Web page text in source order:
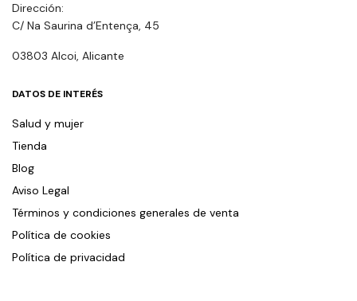
Dirección:
C/ Na Saurina d’Entença, 45
03803 Alcoi, Alicante
DATOS DE INTERÉS
Salud y mujer
Tienda
Blog
Aviso Legal
Términos y condiciones generales de venta
Política de cookies
Política de privacidad